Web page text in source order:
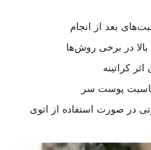
بعد از انجام
بالا در برخی روش‌ها
کراتینه
پوست سر
در صورت استفاده از اتوی